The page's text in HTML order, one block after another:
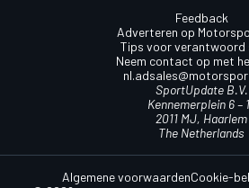
Feedback
Adverteren op
Tips voor verantwoord
Neem contact op met
SportUpdate B.V.
Kennemerplein 6 –
2011 MJ, Haarlem
The Netherlands
Algemene voorwaardenCookie-